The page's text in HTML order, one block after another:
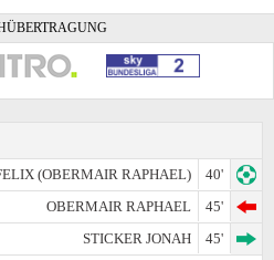
(OBERMAIR RAPHAEL)
40'
OBERMAIR RAPHAEL
45'
STICKER JONAH
45'